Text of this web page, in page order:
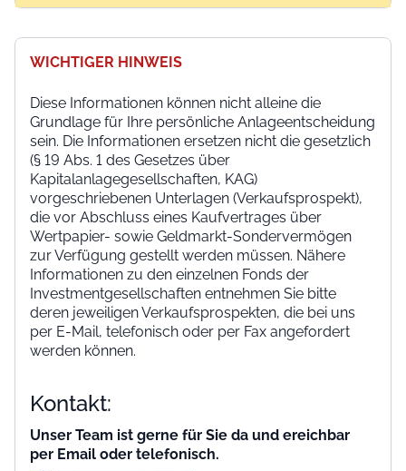
WICHTIGER HINWEIS
Diese Informationen können nicht alleine die
Grundlage für Ihre persönliche Anlageentscheidung
sein. Die Informationen ersetzen nicht die gesetzlich
(§ 19 Abs. 1 des Gesetzes über
Kapitalanlagegesellschaften, KAG)
vorgeschriebenen Unterlagen (Verkaufsprospekt),
die vor Abschluss eines Kaufvertrages über
Wertpapier- sowie Geldmarkt-Sondervermögen
zur Verfügung gestellt werden müssen. Nähere
Informationen zu den einzelnen Fonds der
Investmentgesellschaften entnehmen Sie bitte
deren jeweiligen Verkaufsprospekten, die bei uns
per E-Mail, telefonisch oder per Fax angefordert
werden können.
Kontakt:
Unser Team ist gerne für Sie da und ereichbar
per Email oder telefonisch.